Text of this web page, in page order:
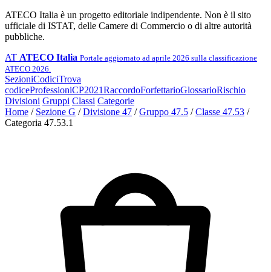
ATECO Italia è un progetto editoriale indipendente. Non è il sito
ufficiale di ISTAT, delle Camere di Commercio o di altre autorità
pubbliche.
AT ATECO Italia Portale aggiornato ad aprile 2026 sulla classificazione
ATECO 2026.
SezioniCodiciTrova
codiceProfessioniCP2021RaccordoForfettarioGlossarioRischio
Divisioni Gruppi Classi Categorie
Home / Sezione G / Divisione 47 / Gruppo 47.5 / Classe 47.53 /
Categoria 47.53.1